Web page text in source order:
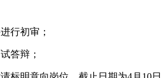
行初审；
答辩；